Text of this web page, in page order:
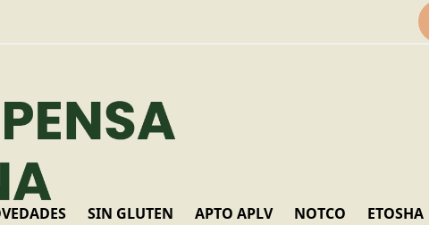
SIN GLUTEN APTO APLV NOTCO ETOSHA